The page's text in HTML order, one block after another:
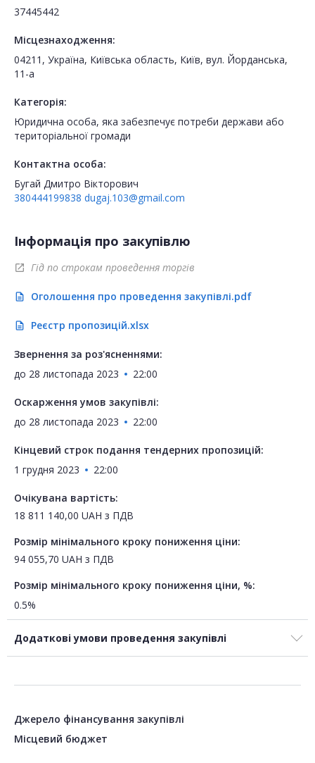
37445442
Місцезнаходження:
04211, Україна, Київська область, Київ, вул. Йорданська,
11-а
Категорія:
Юридична особа, яка забезпечує потреби держави або
територіальної громади
Контактна особа:
Бугай Дмитро Вікторович
380444199838 dugaj.103@gmail.com
Інформація про закупівлю
open_in_new Гід по строкам проведення торгів
description Оголошення про проведення закупівлі.pdf
description Реєстр пропозицій.xlsx
Звернення за роз'ясненнями:
до 28 листопада 2023 22:00
Оскарження умов закупівлі:
до 28 листопада 2023 22:00
Кінцевий строк подання тендерних пропозицій:
1 грудня 2023
22:00
Очікувана вартість:
18 811 140,00 UAH з ПДВ
Розмір мінімального кроку пониження ціни:
94 055,70 UAH з ПДВ
Розмір мінімального кроку пониження ціни, %:
0.5%
Додаткові умови проведення закупівлі
Джерело фінансування закупівлі
Місцевий бюджет